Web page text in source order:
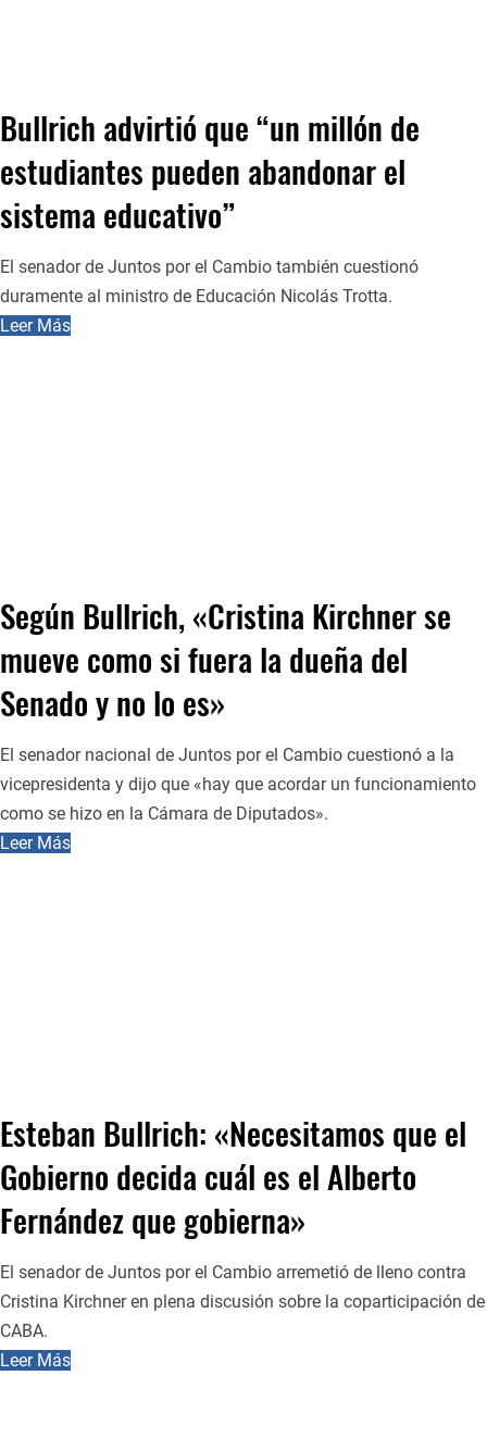
Bullrich advirtió que “un millón de
estudiantes pueden abandonar el
sistema educativo”
El senador de Juntos por el Cambio también cuestionó
duramente al ministro de Educación Nicolás Trotta.
Leer Más
Según Bullrich, «Cristina Kirchner se
mueve como si fuera la dueña del
Senado y no lo es»
El senador nacional de Juntos por el Cambio cuestionó a la
vicepresidenta y dijo que «hay que acordar un funcionamiento
como se hizo en la Cámara de Diputados».
Leer Más
Esteban Bullrich: «Necesitamos que el
Gobierno decida cuál es el Alberto
Fernández que gobierna»
El senador de Juntos por el Cambio arremetió de lleno contra
Cristina Kirchner en plena discusión sobre la coparticipación de
CABA.
Leer Más